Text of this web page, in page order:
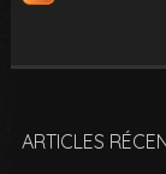
ARTICLES